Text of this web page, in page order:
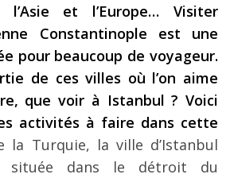
voyageur
utiles
un vol !
voyage !
l’Asie et l’Europe… Visiter
Constantinople est une
pour beaucoup de voyageur.
de ces villes où l’on aime
que voir à Istanbul ? Voici
activités à faire dans cette
la Turquie, la ville d’Istanbul
située dans le détroit du